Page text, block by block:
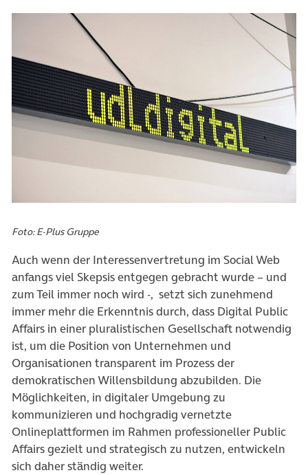
Foto: E-Plus Gruppe
Auch wenn der Interessenvertretung im Social Web
anfangs viel Skepsis entgegen gebracht wurde – und
zum Teil immer noch wird -, setzt sich zunehmend
immer mehr die Erkenntnis durch, dass Digital Public
Affairs in einer pluralistischen Gesellschaft notwendig
ist, um die Position von Unternehmen und
Organisationen transparent im Prozess der
demokratischen Willensbildung abzubilden. Die
Möglichkeiten, in digitaler Umgebung zu
kommunizieren und hochgradig vernetzte
Onlineplattformen im Rahmen professioneller Public
Affairs gezielt und strategisch zu nutzen, entwickeln
sich daher ständig weiter.